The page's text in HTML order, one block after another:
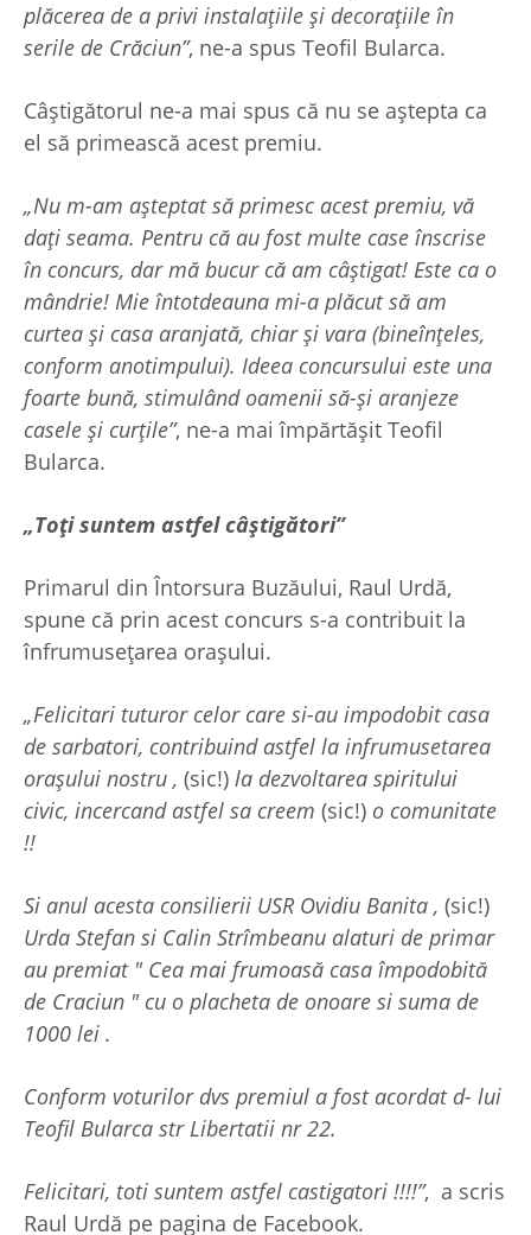
plăcerea de a privi instalațiile și decorațiile în
serile de Crăciun”, ne-a spus Teofil Bularca.
Câștigătorul ne-a mai spus că nu se aștepta ca
el să primească acest premiu.
„Nu m-am așteptat să primesc acest premiu, vă
dați seama. Pentru că au fost multe case înscrise
în concurs, dar mă bucur că am câștigat! Este ca o
mândrie! Mie întotdeauna mi-a plăcut să am
curtea și casa aranjată, chiar și vara (bineînțeles,
conform anotimpului). Ideea concursului este una
foarte bună, stimulând oamenii să-și aranjeze
casele și curțile”, ne-a mai împărtășit Teofil
Bularca.
„Toți suntem astfel câștigători”
Primarul din Întorsura Buzăului, Raul Urdă,
spune că prin acest concurs s-a contribuit la
înfrumusețarea orașului.
„Felicitari tuturor celor care si-au impodobit casa
de sarbatori, contribuind astfel la infrumusetarea
orașului nostru , (sic!) la dezvoltarea spiritului
civic, incercand astfel sa creem (sic!) o comunitate
!!
Si anul acesta consilierii USR Ovidiu Banita , (sic!)
Urda Stefan si Calin Strîmbeanu alaturi de primar
au premiat " Cea mai frumoasă casa împodobită
de Craciun " cu o placheta de onoare si suma de
1000 lei .
Conform voturilor dvs premiul a fost acordat d- lui
Teofil Bularca str Libertatii nr 22.
Felicitari, toti suntem astfel castigatori !!!!”, a scris
Raul Urdă pe pagina de Facebook.